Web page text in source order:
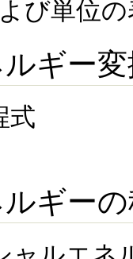
び単位の
ギー変
式
ギーの